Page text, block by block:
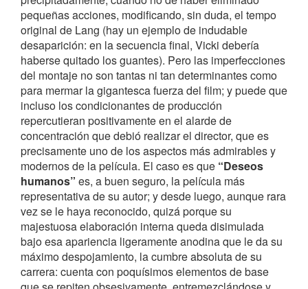
pequeñas acciones, modificando, sin duda, el tempo
original de Lang (hay un ejemplo de indudable
desaparición: en la secuencia final, Vicki debería
haberse quitado los guantes). Pero las imperfecciones
del montaje no son tantas ni tan determinantes como
para mermar la gigantesca fuerza del film; y puede que
incluso los condicionantes de producción
repercutieran positivamente en el alarde de
concentración que debió realizar el director, que es
precisamente uno de los aspectos más admirables y
modernos de la película. El caso es que “Deseos
humanos” es, a buen seguro, la película más
representativa de su autor; y desde luego, aunque rara
vez se le haya reconocido, quizá porque su
majestuosa elaboración interna queda disimulada
bajo esa apariencia ligeramente anodina que le da su
máximo despojamiento, la cumbre absoluta de su
carrera: cuenta con poquísimos elementos de base